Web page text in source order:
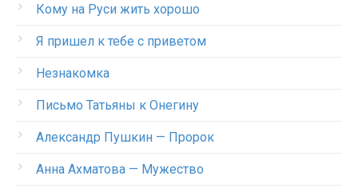
Кому на Руси жить хорошо
Я пришел к тебе с приветом
Незнакомка
Письмо Татьяны к Онегину
Александр Пушкин — Пророк
Анна Ахматова — Мужество